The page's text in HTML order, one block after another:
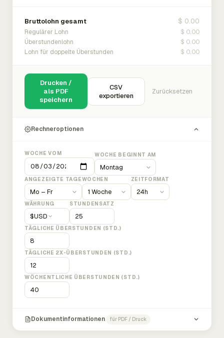
Bruttolohn gesamt $ 0.00
Regulärer Lohn $ 0.00
Überstundenlohn $ 0.00
Lohn für doppelte Überstunden $ 0.00
Drucken /
als PDF
speichern
CSV
exportieren
Zurücksetzen
Rechneroptionen
WOCHE VOM WOCHE BEGINNT AM
ANGEZEIGTE TAGEWOCHEN ZEITFORMAT
WÄHRUNG
$USD
STUNDENSATZ
TÄGLICHE ÜBERSTUNDEN (STD.)
TÄGLICHE 2X-ÜBERSTUNDEN (STD.)
WÖCHENTLICHE ÜBERSTUNDEN (STD.)
Dokumentinformationen für PDF / Druck